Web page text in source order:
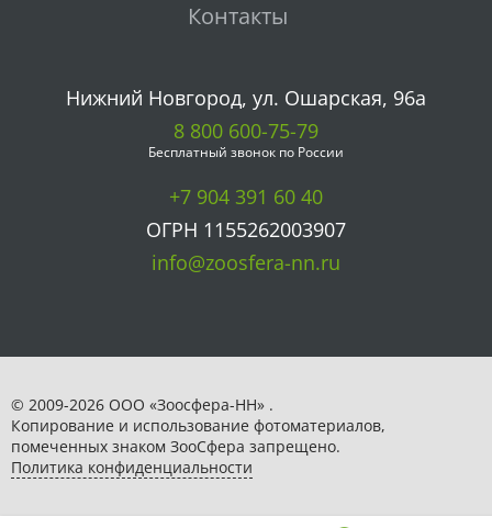
Контакты
Нижний Новгород, ул. Ошарская, 96а
8 800 600-75-79
Бесплатный звонок по России
+7 904 391 60 40
ОГРН 1155262003907
info@zoosfera-nn.ru
© 2009-2026 ООО «Зоосфера-НН» .
Копирование и использование фотоматериалов,
помеченных знаком ЗooСфера запрещено.
Политика конфиденциальности